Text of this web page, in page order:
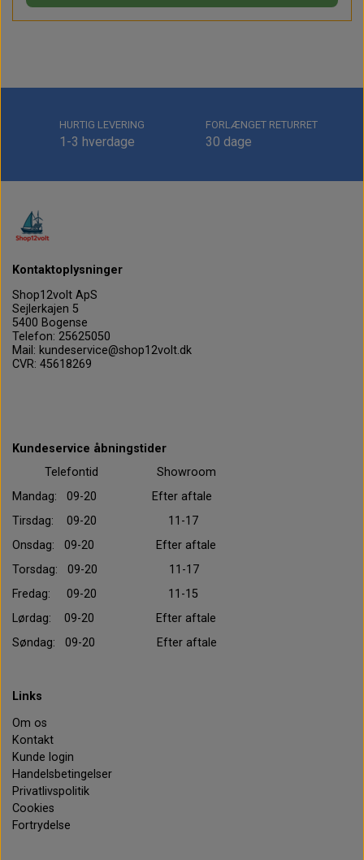
HURTIG LEVERING
1-3 hverdage
FORLÆNGET RETURRET
30 dage
Kontaktoplysninger
Shop12volt ApS
Sejlerkajen 5
5400 Bogense
Telefon: 25625050
Mail: kundeservice@shop12volt.dk
CVR: 45618269
Kundeservice åbningstider
Telefontid Showroom
Mandag: 09-20 Efter aftale
Tirsdag: 09-20 11-17
Onsdag: 09-20 Efter aftale
Torsdag: 09-20 11-17
Fredag: 09-20 11-15
Lørdag: 09-20 Efter aftale
Søndag: 09-20 Efter aftale
Links
Om os
Kontakt
Kunde login
Handelsbetingelser
Privatlivspolitik
Cookies
Fortrydelse